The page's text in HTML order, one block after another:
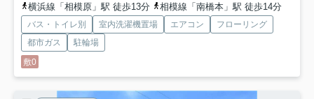
横浜線「相模原」駅 徒歩13分
相模線「南橋本」駅 徒歩14分
バス・トイレ別 室内洗濯機置場 エアコン
フローリング
都市ガス
駐輪場
敷0